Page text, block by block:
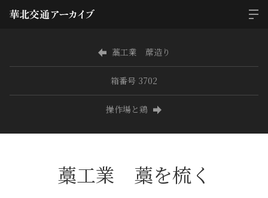
藁工業 蓆造り
箱番号 3702
操作場と鶏
藁工業 藁を梳く